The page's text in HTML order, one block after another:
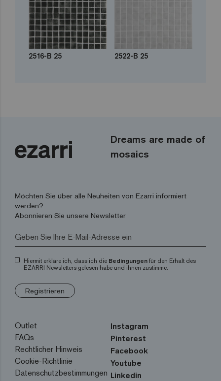
2516-B 25 2522-B 25
Dreams are made of
mosaics
Möchten Sie über alle Neuheiten von Ezarri informiert
werden?
Abonnieren Sie unsere Newsletter
Hiermit erkläre ich, dass ich die Bedingungen für den Erhalt des
EZARRI Newsletters gelesen habe und ihnen zustimme.
Registrieren
Outlet
FAQs
Rechtlicher Hinweis
Cookie-Richtlinie
Datenschutzbestimmungen
Instagram
Pinterest
Facebook
Youtube
Linkedin